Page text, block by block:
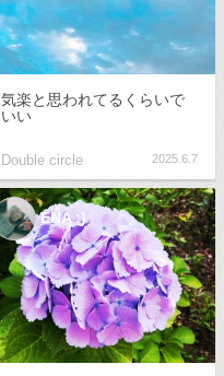
気楽と思われてるくらいで
いい
Double circle 2025.6.7
ENA :)